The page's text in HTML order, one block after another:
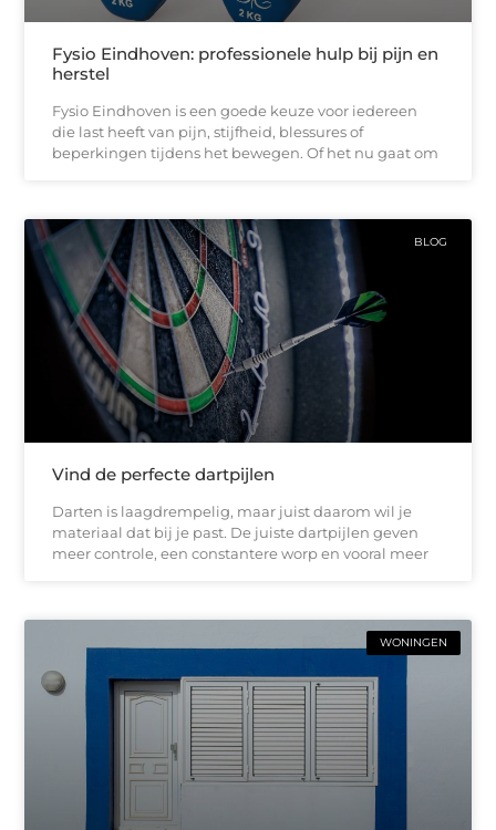
Fysio Eindhoven: professionele hulp bij pijn en
herstel
Fysio Eindhoven is een goede keuze voor iedereen
die last heeft van pijn, stijfheid, blessures of
beperkingen tijdens het bewegen. Of het nu gaat om
BLOG
Vind de perfecte dartpijlen
Darten is laagdrempelig, maar juist daarom wil je
materiaal dat bij je past. De juiste dartpijlen geven
meer controle, een constantere worp en vooral meer
WONINGEN